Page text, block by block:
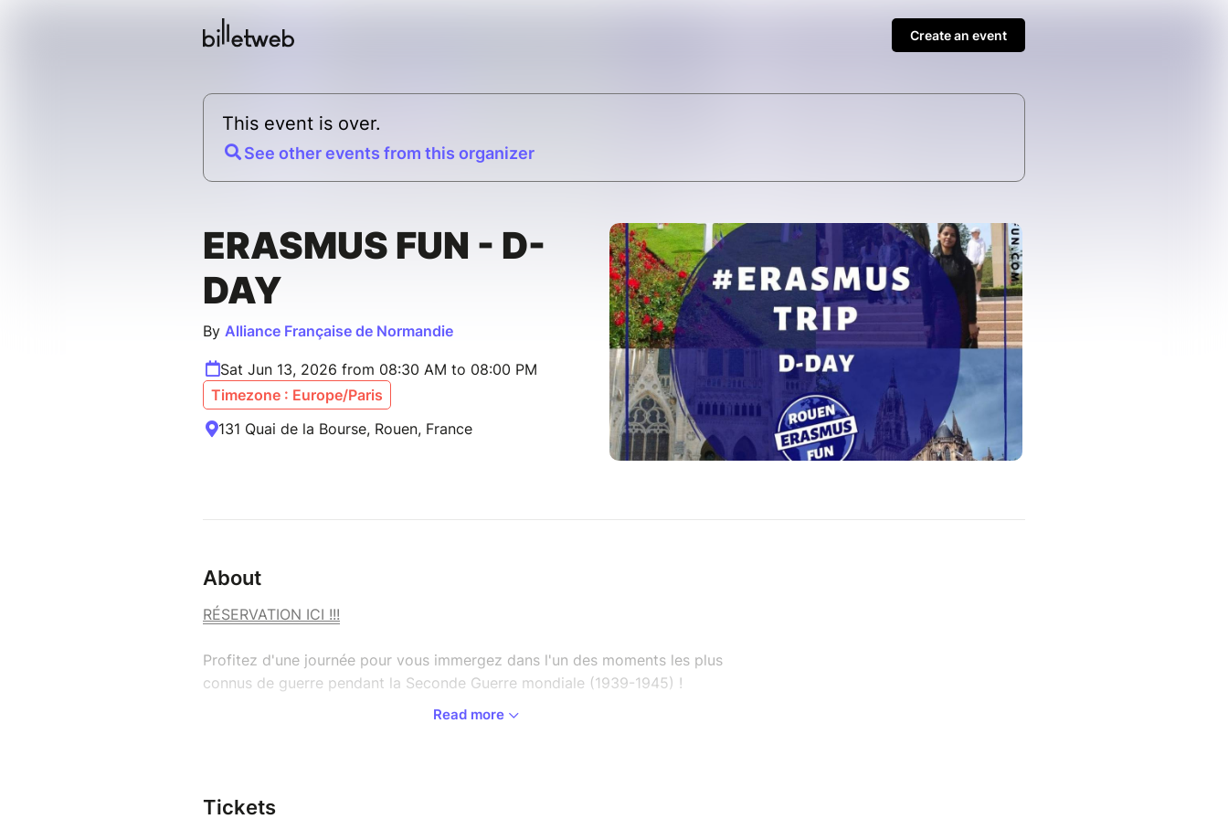
Create an event
This event is over.
See other events from this organizer
ERASMUS FUN - D-
DAY
By Alliance Française de Normandie
Sat Jun 13, 2026 from 08:30 AM to 08:00 PM
Timezone : Europe/Paris
131 Quai de la Bourse, Rouen, France
About
RÉSERVATION ICI !!!
Profitez d'une journée pour vous immergez dans l'un des moments les plus
connus de guerre pendant la Seconde Guerre mondiale (1939-1945) !
Durée: 1 journée
Read more
Tickets